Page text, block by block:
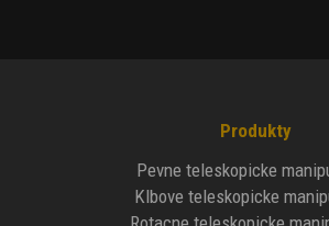
Produkty
Pevne teleskopicke
Klbove teleskopicke